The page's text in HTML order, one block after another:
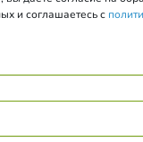
и соглашаетесь с